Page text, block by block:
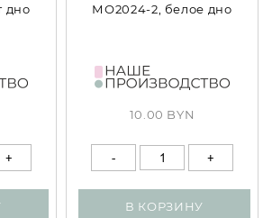
дно
МО2024-2, белое дно
10.00 BYN
В КОРЗИНУ